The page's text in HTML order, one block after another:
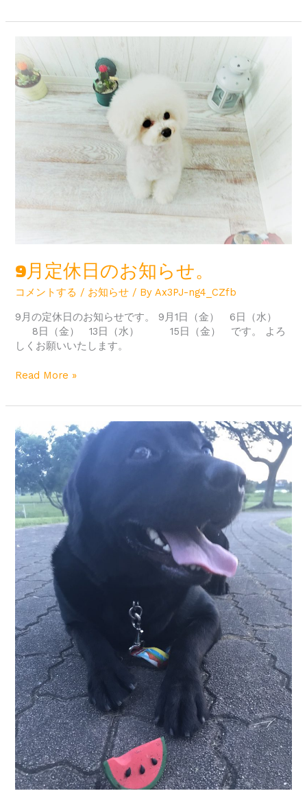
9月定休日のお知らせ。
コメントする / お知らせ / ByAx3PJ-ng4_CZfb
9月の定休日のお知らせです。 9月1日（金） 6日（水）
8日（金） 13日（水） 15日（金） です。 よろ
しくお願いいたします。
月
定
休
Read More »
8
月
定
休
日
の
お
知
ら
せ。